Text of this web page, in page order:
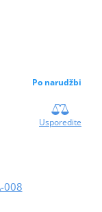
Po narudžbi
Usporedite
008